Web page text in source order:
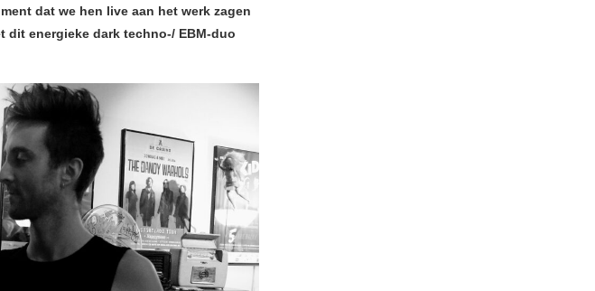
dat we hen live aan het werk zagen
dit energieke dark techno-/ EBM-duo